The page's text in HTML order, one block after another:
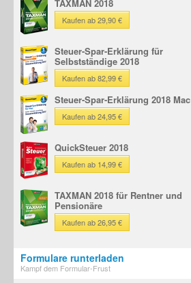
TAXMAN 2018
Kaufen ab 29,90 €
Steuer-Spar-Erklärung für
Selbstständige 2018
Kaufen ab 82,99 €
Steuer-Spar-Erklärung 2018 Mac
Kaufen ab 24,95 €
QuickSteuer 2018
Kaufen ab 14,99 €
TAXMAN 2018 für Rentner und
Pensionäre
Kaufen ab 26,95 €
Formulare runterladen
Kampf dem Formular-Frust